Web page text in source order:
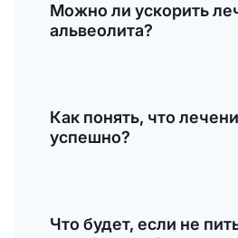
Можно ли ускорить
альвеолита?
или народных методов
ухудшить течение и
Как понять, что
успешно?
температуры. В целом,
Что будет, если не